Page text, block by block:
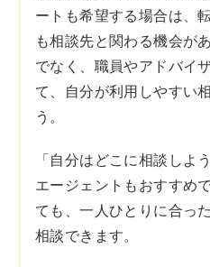
ートも希望する場合は、
も相談先と関わる機会が
でなく、職員やアドバイ
て、自分が利用しやすい
う。
「自分はどこに相談しよ
エージェントもおすすめ
ても、一人ひとりに合っ
相談できます。